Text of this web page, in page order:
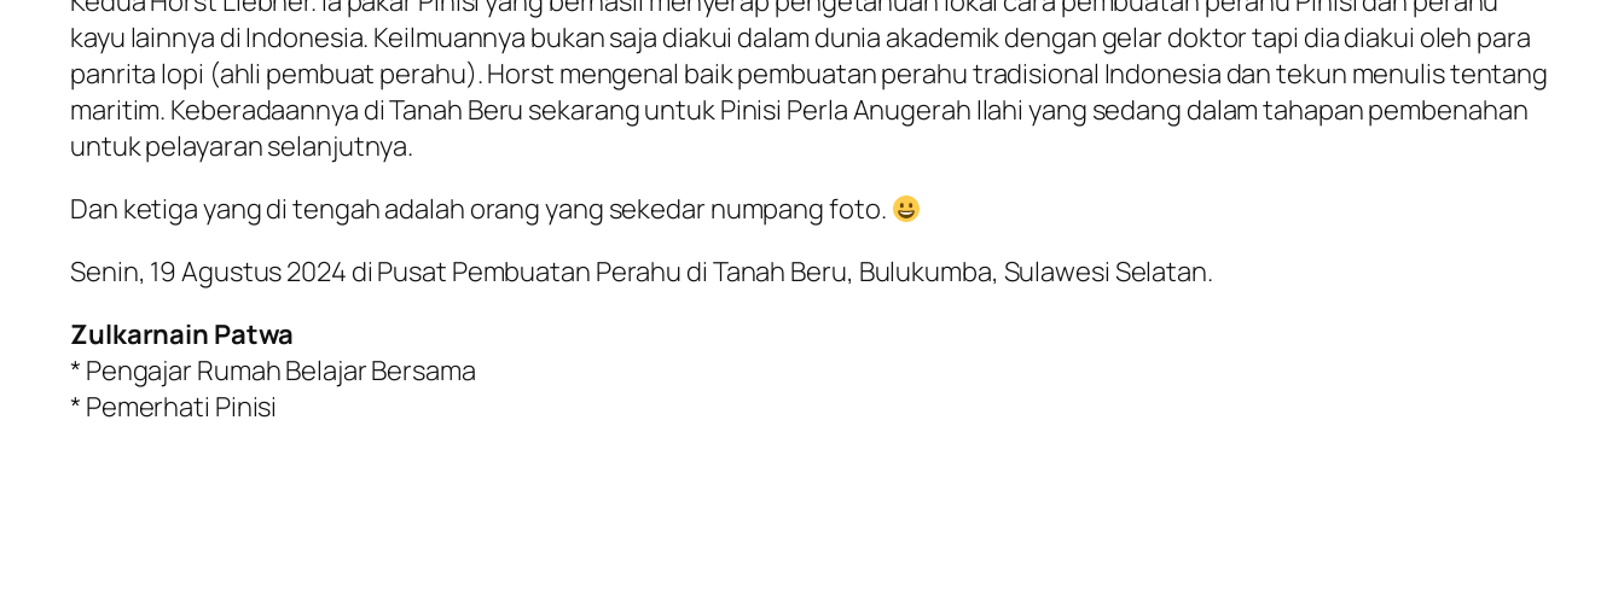
kayu lainnya di Indonesia. Keilmuannya bukan saja diakui dalam dunia akademik dengan gelar doktor tapi dia diakui oleh para
panrita lopi (ahli pembuat perahu). Horst mengenal baik pembuatan perahu tradisional Indonesia dan tekun menulis tentang
maritim. Keberadaannya di Tanah Beru sekarang untuk Pinisi Perla Anugerah Ilahi yang sedang dalam tahapan pembenahan
untuk pelayaran selanjutnya.
Dan ketiga yang di tengah adalah orang yang sekedar numpang foto.
Senin, 19 Agustus 2024 di Pusat Pembuatan Perahu di Tanah Beru, Bulukumba, Sulawesi Selatan.
Zulkarnain Patwa
* Pengajar Rumah Belajar Bersama
* Pemerhati Pinisi